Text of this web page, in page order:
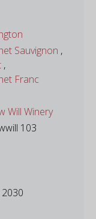
Sauvignon ,
,
Franc
Will Winery
103